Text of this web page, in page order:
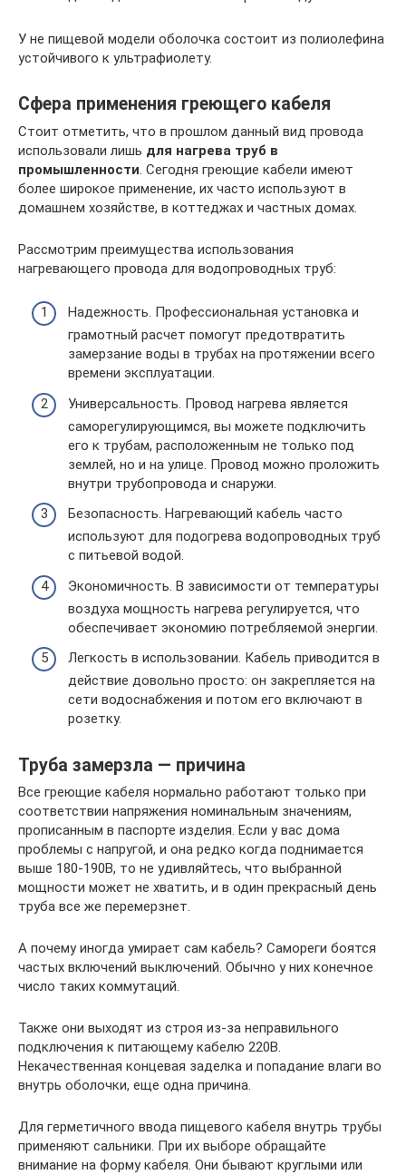
У не пищевой модели оболочка состоит из полиолефина
устойчивого к ультрафиолету.
Сфера применения греющего кабеля
Стоит отметить, что в прошлом данный вид провода
использовали лишь для нагрева труб в
промышленности. Сегодня греющие кабели имеют
более широкое применение, их часто используют в
домашнем хозяйстве, в коттеджах и частных домах.
Рассмотрим преимущества использования
нагревающего провода для водопроводных труб:
Надежность. Профессиональная установка и
грамотный расчет помогут предотвратить
замерзание воды в трубах на протяжении всего
времени эксплуатации.
Универсальность. Провод нагрева является
саморегулирующимся, вы можете подключить
его к трубам, расположенным не только под
землей, но и на улице. Провод можно проложить
внутри трубопровода и снаружи.
Безопасность. Нагревающий кабель часто
используют для подогрева водопроводных труб
с питьевой водой.
Экономичность. В зависимости от температуры
воздуха мощность нагрева регулируется, что
обеспечивает экономию потребляемой энергии.
Легкость в использовании. Кабель приводится в
действие довольно просто: он закрепляется на
сети водоснабжения и потом его включают в
розетку.
Труба замерзла — причина
Все греющие кабеля нормально работают только при
соответствии напряжения номинальным значениям,
прописанным в паспорте изделия. Если у вас дома
проблемы с напругой, и она редко когда поднимается
выше 180-190В, то не удивляйтесь, что выбранной
мощности может не хватить, и в один прекрасный день
труба все же перемерзнет.
А почему иногда умирает сам кабель? Самореги боятся
частых включений выключений. Обычно у них конечное
число таких коммутаций.
Также они выходят из строя из-за неправильного
подключения к питающему кабелю 220В.
Некачественная концевая заделка и попадание влаги во
внутрь оболочки, еще одна причина.
Для герметичного ввода пищевого кабеля внутрь трубы
применяют сальники. При их выборе обращайте
внимание на форму кабеля. Они бывают круглыми или